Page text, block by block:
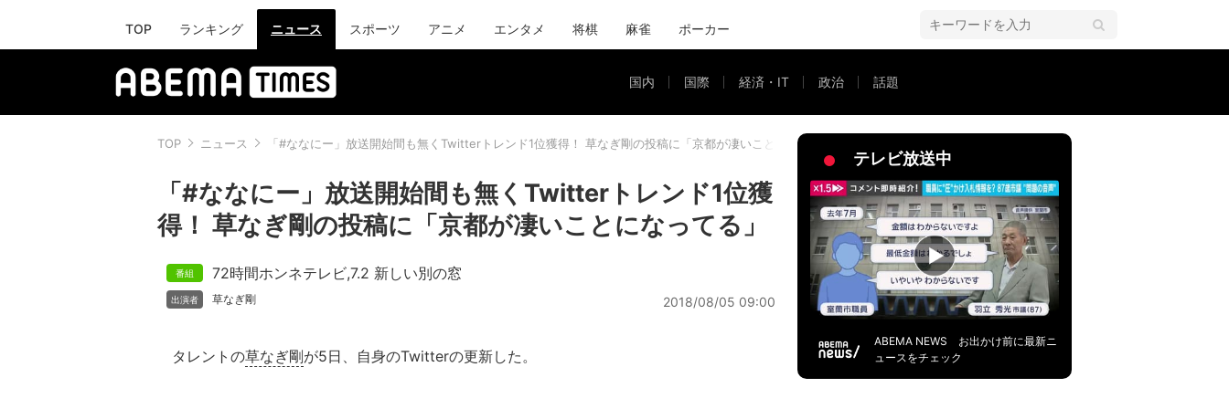
TOP ランキング ニュース スポーツ アニメ エンタメ 将棋 麻雀 ポーカー
国内 国際 経済・IT 政治 話題
TOP ニュース 「#ななにー」放送開始間も無くTwitterトレンド1位獲得！ 草なぎ剛の投稿に「京都が凄いことになってる」
「#ななにー」放送開始間も無くTwitterトレンド1位獲
得！ 草なぎ剛の投稿に「京都が凄いことになってる」
72時間ホンネテレビ,7.2 新しい別の窓
草なぎ剛 2018/08/05 09:00
タレントの草なぎ剛が5日、自身のTwitterの更新した。
テレビ放送中
ABEMA NEWS お出かけ前に最新ニ
ュースをチェック